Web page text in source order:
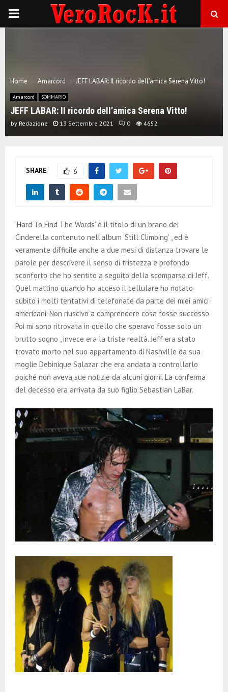
P
M
A
N
U
Home Amarcord JEFF LABAR: Il ricordo dell’amica Serena Vitto!
Amarcord SOMMARIO
JEFF LABAR: Il ricordo dell’amica Serena Vitto!
by Redazione 13 Settembre 2021 0 4652
SHARE 6
‘Hard To Find The Words’ è il titolo di un brano dei
Cinderella contenuto nell’album ‘Still Climbing’ , ed è
veramente difficile anche a due mesi di distanza trovare le
parole per descrivere il senso di tristezza e profondo
sconforto che ho sentito a seguito della scomparsa di Jeff.
Quel mattino quando ho acceso il cellulare ho notato
subito i molti tentativi di telefonate da parte dei miei amici
americani. Non riuscivo a comprendere cosa fosse successo.
Poi mi sono ritrovata in quello che speravo fosse solo un
brutto sogno , invece era la triste realtà. Jeff era stato
trovato morto nel suo appartamento di Nashville da sua
moglie Debinique Salazar che era andata a controllarlo
poiché non aveva sue notizie da alcuni giorni. La conferma
del decesso era arrivata da suo figlio Sebastian LaBar.